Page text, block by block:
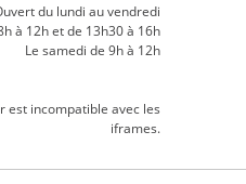
du lundi au vendredi
à 12h et de 13h30 à 16h
Le samedi de 9h à 12h
est incompatible avec les
iframes.